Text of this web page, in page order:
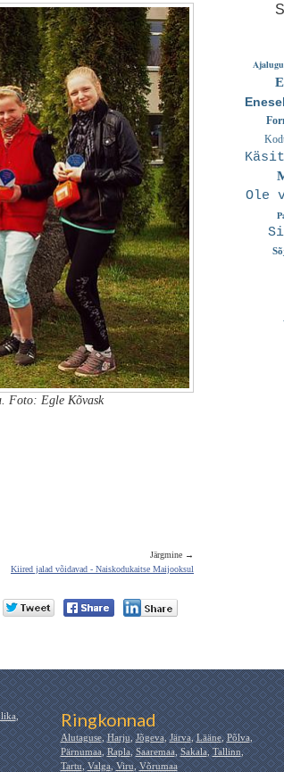
Foto: Egle Kõvask
Järgmine →
Kiired jalad võidavad - Naiskodukaitse Maijooksul
Ajalugu
Ole
,
Ringkonnad
Alutaguse,Harju,Jõgeva,Järva,Lääne,Põlva,
Pärnumaa,Rapla,Saaremaa,Sakala,Tallinn,
Tartu,Valga,Viru,Võrumaa